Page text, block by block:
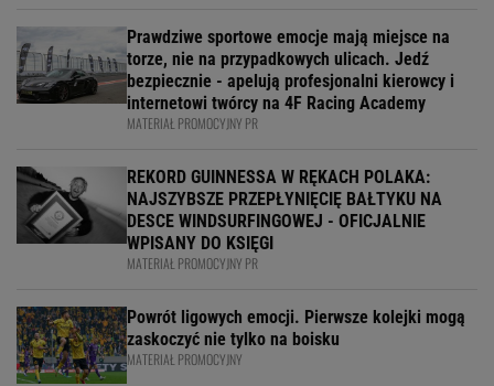
Prawdziwe sportowe emocje mają miejsce na
torze, nie na przypadkowych ulicach. Jedź
bezpiecznie - apelują profesjonalni kierowcy i
internetowi twórcy na 4F Racing Academy
MATERIAŁ PROMOCYJNY PR
REKORD GUINNESSA W RĘKACH POLAKA:
NAJSZYBSZE PRZEPŁYNIĘCIĘ BAŁTYKU NA
DESCE WINDSURFINGOWEJ - OFICJALNIE
WPISANY DO KSIĘGI
MATERIAŁ PROMOCYJNY PR
Powrót ligowych emocji. Pierwsze kolejki mogą
zaskoczyć nie tylko na boisku
MATERIAŁ PROMOCYJNY